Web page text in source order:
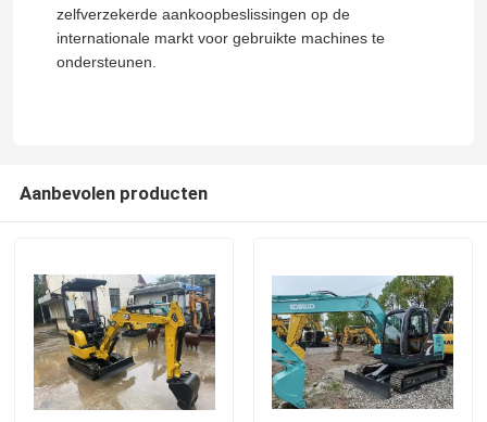
zelfverzekerde aankoopbeslissingen op de
internationale markt voor gebruikte machines te
ondersteunen.
Aanbevolen producten